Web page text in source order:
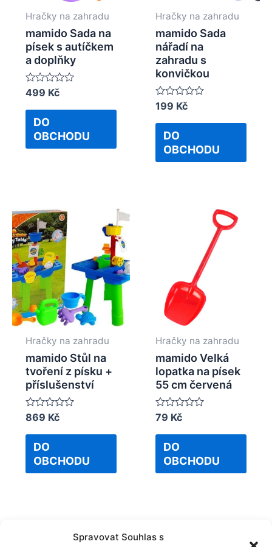
Spravovat Souhlas s
Hračky na zahradu
mamido Sada na
písek s autíčkem
a doplňky
Rated
out
499 Kč
DO
OBCHODU
Hračky na zahradu
mamido Sada
nářadí na
zahradu s
konvičkou
Rated
out
199 Kč
DO
OBCHODU
Hračky na zahradu
mamido Stůl na
tvoření z písku +
příslušenství
Rated
out
869 Kč
DO
OBCHODU
Hračky na zahradu
mamido Velká
lopatka na písek
55 cm červená
Rated
out
79 Kč
DO
OBCHODU